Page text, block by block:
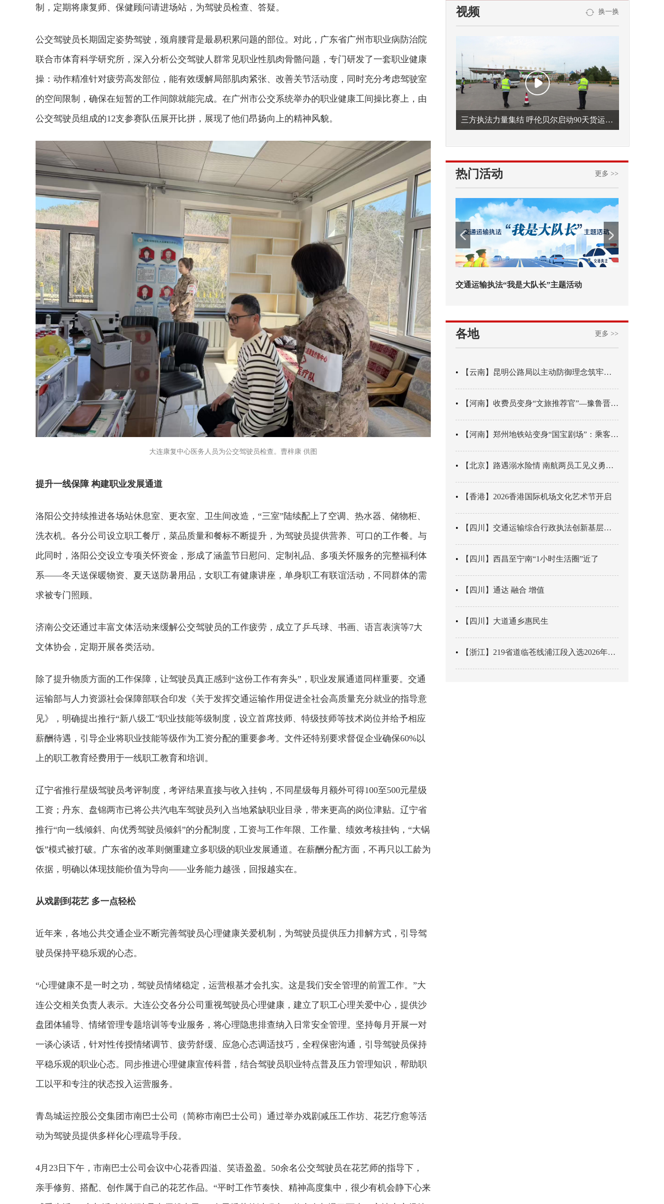
制，定期将康复师、保健顾问请进场站，为驾驶员检查、答疑。
公交驾驶员长期固定姿势驾驶，颈肩腰背是最易积累问题的部位。对此，广东省广州市职业病防治院
联合市体育科学研究所，深入分析公交驾驶人群常见职业性肌肉骨骼问题，专门研发了一套职业健康
操：动作精准针对疲劳高发部位，能有效缓解局部肌肉紧张、改善关节活动度，同时充分考虑驾驶室
的空间限制，确保在短暂的工作间隙就能完成。在广州市公交系统举办的职业健康工间操比赛上，由
公交驾驶员组成的12支参赛队伍展开比拼，展现了他们昂扬向上的精神风貌。
大连康复中心医务人员为公交驾驶员检查。曹梓康 供图
提升一线保障 构建职业发展通道
洛阳公交持续推进各场站休息室、更衣室、卫生间改造，“三室”陆续配上了空调、热水器、储物柜、
洗衣机。各分公司设立职工餐厅，菜品质量和餐标不断提升，为驾驶员提供营养、可口的工作餐。与
此同时，洛阳公交设立专项关怀资金，形成了涵盖节日慰问、定制礼品、多项关怀服务的完整福利体
系——冬天送保暖物资、夏天送防暑用品，女职工有健康讲座，单身职工有联谊活动，不同群体的需
求被专门照顾。
济南公交还通过丰富文体活动来缓解公交驾驶员的工作疲劳，成立了乒乓球、书画、语言表演等7大
文体协会，定期开展各类活动。
除了提升物质方面的工作保障，让驾驶员真正感到“这份工作有奔头”，职业发展通道同样重要。交通
运输部与人力资源社会保障部联合印发《关于发挥交通运输作用促进全社会高质量充分就业的指导意
见》，明确提出推行“新八级工”职业技能等级制度，设立首席技师、特级技师等技术岗位并给予相应
薪酬待遇，引导企业将职业技能等级作为工资分配的重要参考。文件还特别要求督促企业确保60%以
上的职工教育经费用于一线职工教育和培训。
辽宁省推行星级驾驶员考评制度，考评结果直接与收入挂钩，不同星级每月额外可得100至500元星级
工资；丹东、盘锦两市已将公共汽电车驾驶员列入当地紧缺职业目录，带来更高的岗位津贴。辽宁省
推行“向一线倾斜、向优秀驾驶员倾斜”的分配制度，工资与工作年限、工作量、绩效考核挂钩，“大锅
饭”模式被打破。广东省的改革则侧重建立多职级的职业发展通道。在薪酬分配方面，不再只以工龄为
依据，明确以体现技能价值为导向——业务能力越强，回报越实在。
从戏剧到花艺 多一点轻松
近年来，各地公共交通企业不断完善驾驶员心理健康关爱机制，为驾驶员提供压力排解方式，引导驾
驶员保持平稳乐观的心态。
“心理健康不是一时之功，驾驶员情绪稳定，运营根基才会扎实。这是我们安全管理的前置工作。”大
连公交相关负责人表示。大连公交各分公司重视驾驶员心理健康，建立了职工心理关爱中心，提供沙
盘团体辅导、情绪管理专题培训等专业服务，将心理隐患排查纳入日常安全管理。坚持每月开展一对
一谈心谈话，针对性传授情绪调节、疲劳舒缓、应急心态调适技巧，全程保密沟通，引导驾驶员保持
平稳乐观的职业心态。同步推进心理健康宣传科普，结合驾驶员职业特点普及压力管理知识，帮助职
工以平和专注的状态投入运营服务。
青岛城运控股公交集团市南巴士公司（简称市南巴士公司）通过举办戏剧减压工作坊、花艺疗愈等活
动为驾驶员提供多样化心理疏导手段。
4月23日下午，市南巴士公司会议中心花香四溢、笑语盈盈。50余名公交驾驶员在花艺师的指导下，
亲手修剪、搭配、创作属于自己的花艺作品。“平时工作节奏快、精神高度集中，很少有机会静下心来
视频 换一换
三方执法力量集结 呼伦贝尔启动90天货运车辆违法专项整治
热门活动 更多 >>
2026年中国航海日论坛 交通运输执法“我是大队长”主题活动 欢迎试用！中交报智能审校系统上线
各地 更多 >>
【云南】昆明公路局以主动防御理念筑牢汛期安全防线
【河南】收费员变身“文旅推荐官”—豫鲁晋四地市交旅融合让游客一下高速就“入戏”
【河南】郑州地铁站变身“国宝剧场”：乘客刚出车厢，就“入戏”千年
【北京】路遇溺水险情 南航两员工见义勇为科学施救
【香港】2026香港国际机场文化艺术节开启
【四川】交通运输综合行政执法创新基层辖区治理“4+3” 新模式
【四川】西昌至宁南“1小时生活圈”近了
【四川】通达 融合 增值
【四川】大道通乡惠民生
【浙江】219省道临苍线浦江段入选2026年度美丽公路项目展示交流活动名单